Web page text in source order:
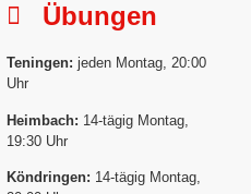
Übungen
Teningen: jeden Montag, 20:00
Uhr
Heimbach: 14-tägig Montag,
19:30 Uhr
Köndringen: 14-tägig Montag,